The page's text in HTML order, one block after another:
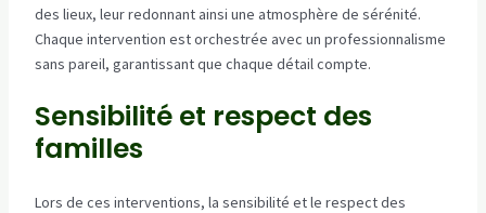
des lieux, leur redonnant ainsi une atmosphère de sérénité.
Chaque intervention est orchestrée avec un professionnalisme
sans pareil, garantissant que chaque détail compte.
Sensibilité et respect des
familles
Lors de ces interventions, la sensibilité et le respect des